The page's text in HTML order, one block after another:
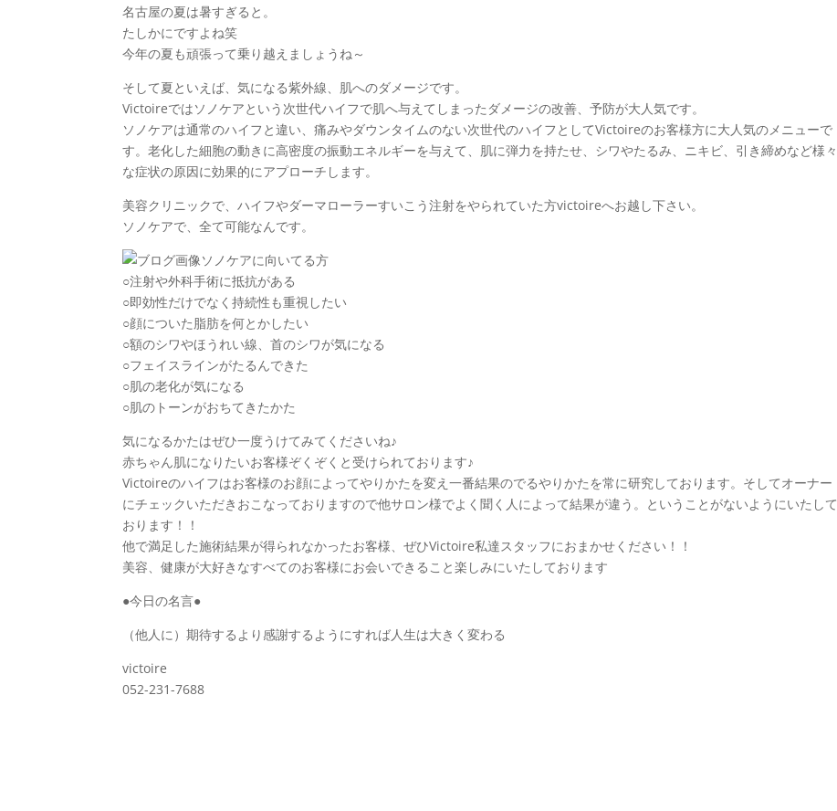
名古屋の夏は暑すぎると。
たしかにですよね笑
今年の夏も頑張って乗り越えましょうね～
そして夏といえば、気になる紫外線、肌へのダメージです。
Victoireではソノケアという次世代ハイフで肌へ与えてしまったダメージの改善、予防が大人気です。
ソノケアは通常のハイフと違い、痛みやダウンタイムのない次世代のハイフとしてVictoireのお客様方に大人気のメニューで
す。老化した細胞の動きに高密度の振動エネルギーを与えて、肌に弾力を持たせ、シワやたるみ、ニキビ、引き締めなど様々
な症状の原因に効果的にアプローチします。
美容クリニックで、ハイフやダーマローラーすいこう注射をやられていた方victoireへお越し下さい。
ソノケアで、全て可能なんです。
ソノケアに向いてる方
○注射や外科手術に抵抗がある
○即効性だけでなく持続性も重視したい
○顔についた脂肪を何とかしたい
○額のシワやほうれい線、首のシワが気になる
○フェイスラインがたるんできた
○肌の老化が気になる
○肌のトーンがおちてきたかた
気になるかたはぜひ一度うけてみてくださいね♪
赤ちゃん肌になりたいお客様ぞくぞくと受けられております♪
Victoireのハイフはお客様のお顔によってやりかたを変え一番結果のでるやりかたを常に研究しております。そしてオーナー
にチェックいただきおこなっておりますので他サロン様でよく聞く人によって結果が違う。ということがないようにいたして
おります！！
他で満足した施術結果が得られなかったお客様、ぜひVictoire私達スタッフにおまかせください！！
美容、健康が大好きなすべてのお客様にお会いできること楽しみにいたしております
●今日の名言●
（他人に）期待するより感謝するようにすれば人生は大きく変わる
victoire
052-231-7688